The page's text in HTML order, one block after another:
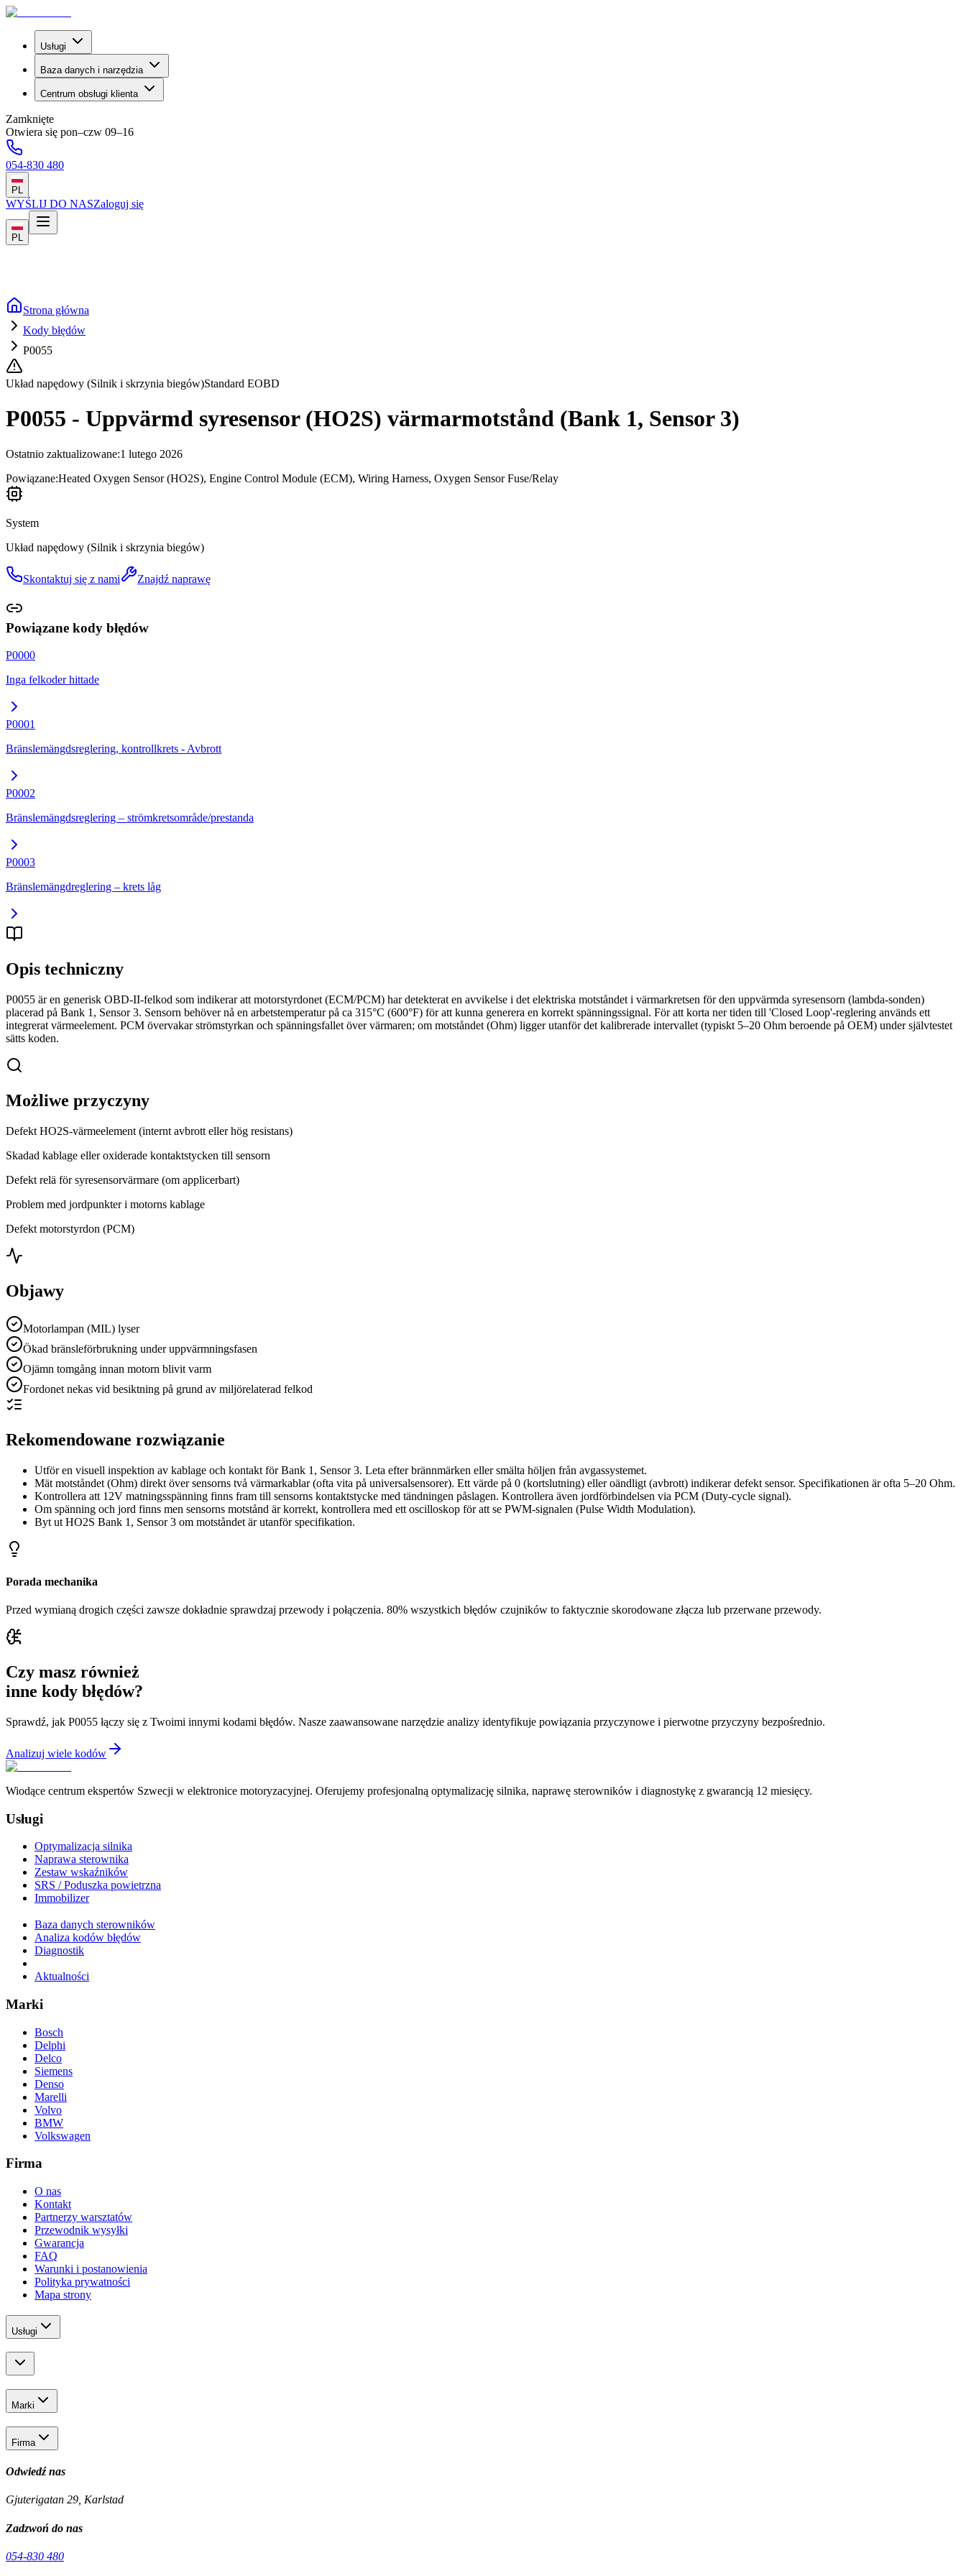
Usługi
Baza danych i narzędzia
Centrum obsługi klienta
Zamknięte
Otwiera się pon–czw 09–16
054-830 480
PL
WYŚLIJ DO NASZaloguj się
PL
Strona główna
Kody błędów
P0055
Układ napędowy (Silnik i skrzynia biegów)Standard EOBD
P0055 - Uppvärmd syresensor (HO2S) värmarmotstånd (Bank 1, Sensor 3)
Ostatnio zaktualizowane:1 lutego 2026
Powiązane:Heated Oxygen Sensor (HO2S), Engine Control Module (ECM), Wiring Harness, Oxygen Sensor Fuse/Relay
System
Układ napędowy (Silnik i skrzynia biegów)
Skontaktuj się z nami Znajdź naprawę
Powiązane kody błędów
P0000
Inga felkoder hittade
P0001
Bränslemängdsreglering, kontrollkrets - Avbrott
P0002
Bränslemängdsreglering – strömkretsområde/prestanda
P0003
Bränslemängdreglering – krets låg
Opis techniczny
P0055 är en generisk OBD-II-felkod som indikerar att motorstyrdonet (ECM/PCM) har detekterat en avvikelse i det elektriska motståndet i värmarkretsen för den uppvärmda syresensorn (lambda-sonden)
placerad på Bank 1, Sensor 3. Sensorn behöver nå en arbetstemperatur på ca 315°C (600°F) för att kunna generera en korrekt spänningssignal. För att korta ner tiden till 'Closed Loop'-reglering används ett
integrerat värmeelement. PCM övervakar strömstyrkan och spänningsfallet över värmaren; om motståndet (Ohm) ligger utanför det kalibrerade intervallet (typiskt 5–20 Ohm beroende på OEM) under självtestet
sätts koden.
Możliwe przyczyny
Defekt HO2S-värmeelement (internt avbrott eller hög resistans)
Skadad kablage eller oxiderade kontaktstycken till sensorn
Defekt relä för syresensorvärmare (om applicerbart)
Problem med jordpunkter i motorns kablage
Defekt motorstyrdon (PCM)
Objawy
Motorlampan (MIL) lyser
Ökad bränsleförbrukning under uppvärmningsfasen
Ojämn tomgång innan motorn blivit varm
Fordonet nekas vid besiktning på grund av miljörelaterad felkod
Rekomendowane rozwiązanie
Utför en visuell inspektion av kablage och kontakt för Bank 1, Sensor 3. Leta efter brännmärken eller smälta höljen från avgassystemet.
Mät motståndet (Ohm) direkt över sensorns två värmarkablar (ofta vita på universalsensorer). Ett värde på 0 (kortslutning) eller oändligt (avbrott) indikerar defekt sensor. Specifikationen är ofta 5–20 Ohm.
Kontrollera att 12V matningsspänning finns fram till sensorns kontaktstycke med tändningen påslagen. Kontrollera även jordförbindelsen via PCM (Duty-cycle signal).
Om spänning och jord finns men sensorns motstånd är korrekt, kontrollera med ett oscilloskop för att se PWM-signalen (Pulse Width Modulation).
Byt ut HO2S Bank 1, Sensor 3 om motståndet är utanför specifikation.
Porada mechanika
Przed wymianą drogich części zawsze dokładnie sprawdzaj przewody i połączenia. 80% wszystkich błędów czujników to faktycznie skorodowane złącza lub przerwane przewody.
Czy masz również
inne kody błędów?
Sprawdź, jak P0055 łączy się z Twoimi innymi kodami błędów. Nasze zaawansowane narzędzie analizy identyfikuje powiązania przyczynowe i pierwotne przyczyny bezpośrednio.
Analizuj wiele kodów
Wiodące centrum ekspertów Szwecji w elektronice motoryzacyjnej. Oferujemy profesjonalną optymalizację silnika, naprawę sterowników i diagnostykę z gwarancją 12 miesięcy.
Usługi
Optymalizacja silnika
Naprawa sterownika
Zestaw wskaźników
SRS / Poduszka powietrzna
Immobilizer
Baza danych sterowników
Analiza kodów błędów
Diagnostik
Aktualności
Marki
Bosch
Delphi
Delco
Siemens
Denso
Marelli
Volvo
BMW
Volkswagen
Firma
O nas
Kontakt
Partnerzy warsztatów
Przewodnik wysyłki
Gwarancja
FAQ
Warunki i postanowienia
Polityka prywatności
Mapa strony
Usługi
Marki
Firma
Odwiedź nas
Gjuterigatan 29, Karlstad
Zadzwoń do nas
054-830 480